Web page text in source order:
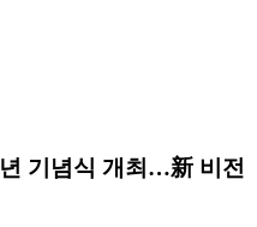
기념식 개최…新 비전